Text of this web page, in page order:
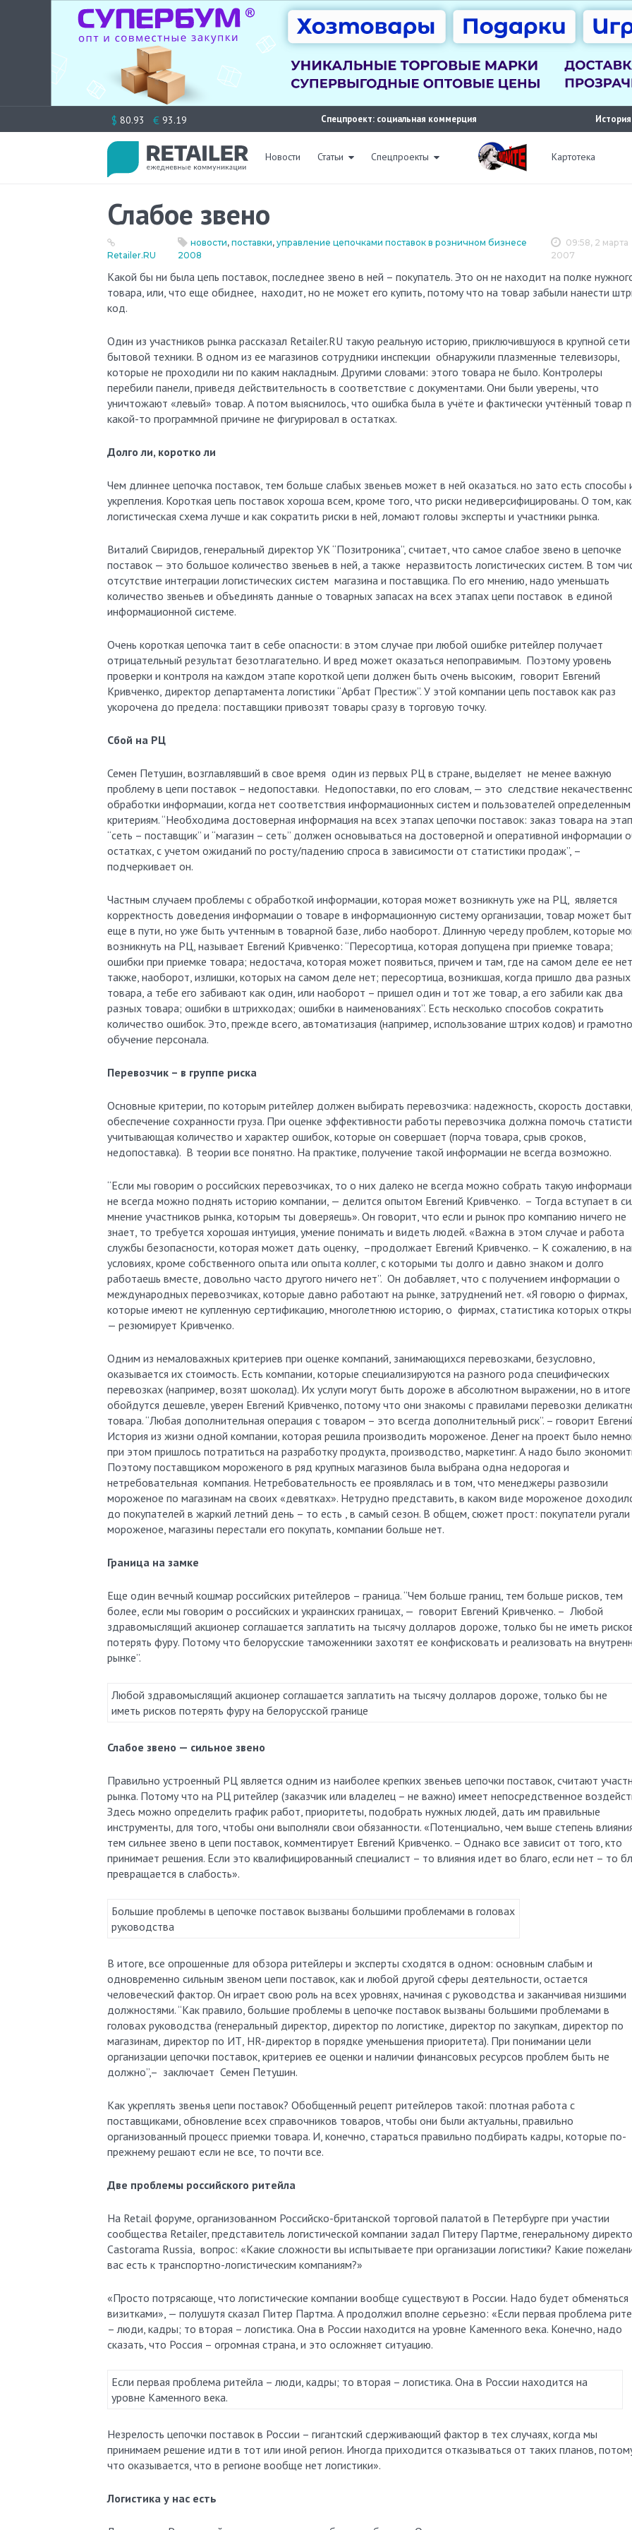
к
$ 80.93 € 93.19 Спецпроект: социальная коммерция
Новости Статьи Спецпроекты Картотека
Слабое звено
09:58, 2 марта
2007
Retailer.RU
новости, поставки, управление цепочками поставок в розничном бизнесе
2008
Какой бы ни была цепь поставок, последнее звено в ней – покупатель. Это он не находит на полке нужного
товара, или, что еще обиднее, находит, но не может его купить, потому что на товар забыли нанести
код.
Один из участников рынка рассказал Retailer.RU такую реальную историю, приключившуюся в крупной сети
бытовой техники. В одном из ее магазинов сотрудники инспекции обнаружили плазменные телевизоры,
которые не проходили ни по каким накладным. Другими словами: этого товара не было. Контролеры
перебили панели, приведя действительность в соответствие с документами. Они были уверены, что
уничтожают «левый» товар. А потом выяснилось, что ошибка была в учёте и фактически учтённый товар
какой-то программной причине не фигурировал в остатках.
Долго ли, коротко ли
Чем длиннее цепочка поставок, тем больше слабых звеньев может в ней оказаться. но зато есть способы
укрепления. Короткая цепь поставок хороша всем, кроме того, что риски недиверсифицированы. О том,
логистическая схема лучше и как сократить риски в ней, ломают головы эксперты и участники рынка.
Виталий Свиридов, генеральный директор УК “Позитроника”, считает, что самое слабое звено в цепочке
поставок — это большое количество звеньев в ней, а также неразвитость логистических систем. В том
отсутствие интеграции логистических систем магазина и поставщика. По его мнению, надо уменьшать
количество звеньев и объединять данные о товарных запасах на всех этапах цепи поставок в единой
информационной системе.
Очень короткая цепочка таит в себе опасности: в этом случае при любой ошибке ритейлер получает
отрицательный результат безотлагательно. И вред может оказаться непоправимым. Поэтому уровень
проверки и контроля на каждом этапе короткой цепи должен быть очень высоким, говорит Евгений
Кривченко, директор департамента логистики “Арбат Престиж”. У этой компании цепь поставок как раз
укорочена до предела: поставщики привозят товары сразу в торговую точку.
Сбой на РЦ
Семен Петушин, возглавлявший в свое время один из первых РЦ в стране, выделяет не менее важную
проблему в цепи поставок – недопоставки. Недопоставки, по его словам, — это следствие
обработки информации, когда нет соответствия информационных систем и пользователей определенным
критериям. “Необходима достоверная информация на всех этапах цепочки поставок: заказ товара на
“сеть – поставщик” и “магазин – сеть” должен основываться на достоверной и оперативной информации
остатках, с учетом ожиданий по росту/падению спроса в зависимости от статистики продаж”, –
подчеркивает он.
Частным случаем проблемы с обработкой информации, которая может возникнуть уже на РЦ, является
корректность доведения информации о товаре в информационную систему организации, товар может
еще в пути, но уже быть учтенным в товарной базе, либо наоборот. Длинную череду проблем, которые
возникнуть на РЦ, называет Евгений Кривченко: “Пересортица, которая допущена при приемке товара;
ошибки при приемке товара; недостача, которая может появиться, причем и там, где на самом деле ее
также, наоборот, излишки, которых на самом деле нет; пересортица, возникшая, когда пришло два разных
товара, а тебе его забивают как один, или наоборот – пришел один и тот же товар, а его забили как два
разных товара; ошибки в штрихкодах; ошибки в наименованиях”. Есть несколько способов сократить
количество ошибок. Это, прежде всего, автоматизация (например, использование штрих кодов) и
обучение персонала.
Перевозчик – в группе риска
Основные критерии, по которым ритейлер должен выбирать перевозчика: надежность, скорость доставки,
обеспечение сохранности груза. При оценке эффективности работы перевозчика должна помочь
учитывающая количество и характер ошибок, которые он совершает (порча товара, срыв сроков,
недопоставка). В теории все понятно. На практике, получение такой информации не всегда возможно.
“Если мы говорим о российских перевозчиках, то о них далеко не всегда можно собрать такую
не всегда можно поднять историю компании, — делится опытом Евгений Кривченко. – Тогда вступает в
мнение участников рынка, которым ты доверяешь». Он говорит, что если и рынок про компанию ничего не
знает, то требуется хорошая интуиция, умение понимать и видеть людей. «Важна в этом случае и работа
службы безопасности, которая может дать оценку, –продолжает Евгений Кривченко. – К сожалению, в
условиях, кроме собственного опыта или опыта коллег, с которыми ты долго и давно знаком и долго
работаешь вместе, довольно часто другого ничего нет”. Он добавляет, что с получением информации о
международных перевозчиках, которые давно работают на рынке, затруднений нет. «Я говорю о фирмах,
которые имеют не купленную сертификацию, многолетнюю историю, о фирмах, статистика которых
— резюмирует Кривченко.
Одним из немаловажных критериев при оценке компаний, занимающихся перевозками, безусловно,
оказывается их стоимость. Есть компании, которые специализируются на разного рода специфических
перевозках (например, возят шоколад). Их услуги могут быть дороже в абсолютном выражении, но в итоге
обойдутся дешевле, уверен Евгений Кривченко, потому что они знакомы с правилами перевозки
товара. “Любая дополнительная операция с товаром – это всегда дополнительный риск”. – говорит
История из жизни одной компании, которая решила производить мороженое. Денег на проект было
при этом пришлось потратиться на разработку продукта, производство, маркетинг. А надо было
Поэтому поставщиком мороженого в ряд крупных магазинов была выбрана одна недорогая и
нетребовательная компания. Нетребовательность ее проявлялась и в том, что менеджеры развозили
мороженое по магазинам на своих «девятках». Нетрудно представить, в каком виде мороженое
до покупателей в жаркий летний день – то есть , в самый сезон. В общем, сюжет прост: покупатели ругали
мороженое, магазины перестали его покупать, компании больше нет.
Граница на замке
Еще один вечный кошмар российских ритейлеров – граница. “Чем больше границ, тем больше рисков, тем
более, если мы говорим о российских и украинских границах, — говорит Евгений Кривченко. – Любой
здравомыслящий акционер соглашается заплатить на тысячу долларов дороже, только бы не иметь
потерять фуру. Потому что белорусские таможенники захотят ее конфисковать и реализовать на
рынке”.
Любой здравомыслящий акционер соглашается заплатить на тысячу долларов дороже, только бы не
иметь рисков потерять фуру на белорусской границе
Слабое звено — сильное звено
Правильно устроенный РЦ является одним из наиболее крепких звеньев цепочки поставок, считают
рынка. Потому что на РЦ ритейлер (заказчик или владелец – не важно) имеет непосредственное
Здесь можно определить график работ, приоритеты, подобрать нужных людей, дать им правильные
инструменты, для того, чтобы они выполняли свои обязанности. «Потенциально, чем выше степень
тем сильнее звено в цепи поставок, комментирует Евгений Кривченко. ­– Однако все зависит от того, кто
принимает решения. Если это квалифицированный специалист – то влияния идет во благо, если нет – то
превращается в слабость».
Большие проблемы в цепочке поставок вызваны большими проблемами в головах
руководства
В итоге, все опрошенные для обзора ритейлеры и эксперты сходятся в одном: основным слабым и
одновременно сильным звеном цепи поставок, как и любой другой сферы деятельности, остается
человеческий фактор. Он играет свою роль на всех уровнях, начиная с руководства и заканчивая низшими
должностями. “Как правило, большие проблемы в цепочке поставок вызваны большими проблемами в
головах руководства (генеральный директор, директор по логистике, директор по закупкам, директор по
магазинам, директор по ИТ, HR-директор в порядке уменьшения приоритета). При понимании цели
организации цепочки поставок, критериев ее оценки и наличии финансовых ресурсов проблем быть не
должно”,– заключает Семен Петушин.
Как укреплять звенья цепи поставок? Обобщенный рецепт ритейлеров такой: плотная работа с
поставщиками, обновление всех справочников товаров, чтобы они были актуальны, правильно
организованный процесс приемки товара. И, конечно, стараться правильно подбирать кадры, которые по-
прежнему решают если не все, то почти все.
Две проблемы российского ритейла
На Retail форуме, организованном Российско-британской торговой палатой в Петербурге при участии
сообщества Retailer, представитель логистической компании задал Питеру Партме, генеральному
Castorama Russia, вопрос: «Какие сложности вы испытываете при организации логистики? Какие
вас есть к транспортно-логистическим компаниям?»
«Просто потрясающе, что логистические компании вообще существуют в России. Надо будет обменяться
визитками», — полушутя сказал Питер Партма. А продолжил вполне серьезно: «Если первая проблема
– люди, кадры; то вторая – логистика. Она в России находится на уровне Каменного века. Конечно, надо
сказать, что Россия – огромная страна, и это осложняет ситуацию.
Если первая проблема ритейла – люди, кадры; то вторая – логистика. Она в России находится на
уровне Каменного века.
Незрелость цепочки поставок в России – гигантский сдерживающий фактор в тех случаях, когда мы
принимаем решение идти в тот или иной регион. Иногда приходится отказываться от таких планов,
что оказывается, что в регионе вообще нет логистики».
Логистика у нас есть